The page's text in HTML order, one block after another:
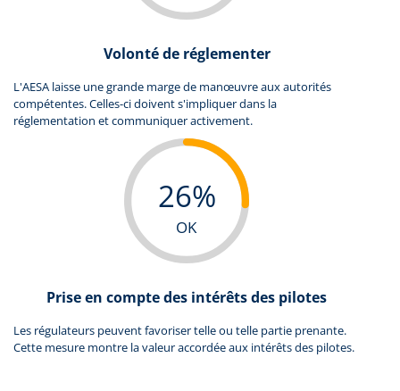
Volonté de réglementer
L'AESA laisse une grande marge de manœuvre aux autorités
compétentes. Celles-ci doivent s'impliquer dans la
réglementation et communiquer activement.
26%
OK
Prise en compte des intérêts des pilotes
Les régulateurs peuvent favoriser telle ou telle partie prenante.
Cette mesure montre la valeur accordée aux intérêts des pilotes.